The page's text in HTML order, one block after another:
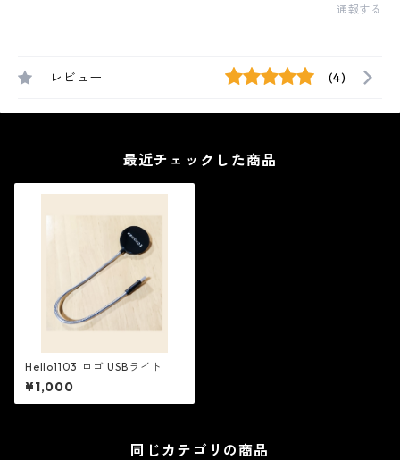
通報する
レビュー (4)
最近チェックした商品
Hello1103 ロゴ USBライト
¥1,000
同じカテゴリの商品